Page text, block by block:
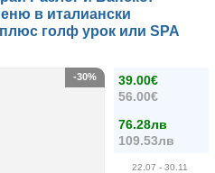
в италиански
голф урок или SPA
39.00€
56.00€
76.28лв
109.53лв
22.07 - 30.11
-30%